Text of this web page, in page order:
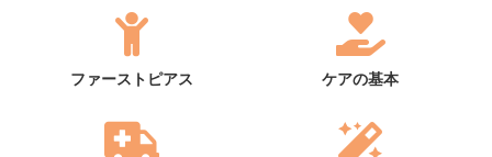
ファーストピアス ケアの基本